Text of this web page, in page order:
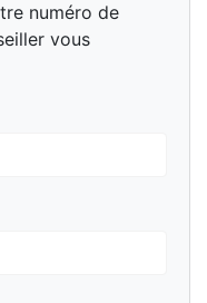
numéro de
vous